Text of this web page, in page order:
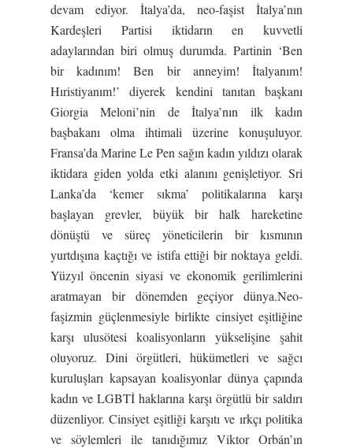
devam ediyor. İtalya’da, neo-faşist İtalya’nın
Kardeşleri Partisi iktidarın en kuvvetli
adaylarından biri olmuş durumda. Partinin ‘Ben
bir kadınım! Ben bir anneyim! İtalyanım!
Hıristiyanım!’ diyerek kendini tanıtan başkanı
Giorgia Meloni’nin de İtalya’nın ilk kadın
başbakanı olma ihtimali üzerine konuşuluyor.
Fransa’da Marine Le Pen sağın kadın yıldızı olarak
iktidara giden yolda etki alanını genişletiyor. Sri
Lanka’da ‘kemer sıkma’ politikalarına karşı
başlayan grevler, büyük bir halk hareketine
dönüştü ve süreç yöneticilerin bir kısmının
yurtdışına kaçtığı ve istifa ettiği bir noktaya geldi.
Yüzyıl öncenin siyasi ve ekonomik gerilimlerini
aratmayan bir dönemden geçiyor dünya.Neo-
faşizmin güçlenmesiyle birlikte cinsiyet eşitliğine
karşı ulusötesi koalisyonların yükselişine şahit
oluyoruz. Dini örgütleri, hükümetleri ve sağcı
kuruluşları kapsayan koalisyonlar dünya çapında
kadın ve LGBTİ haklarına karşı örgütlü bir saldırı
düzenliyor. Cinsiyet eşitliği karşıtı ve ırkçı politika
ve söylemleri ile tanıdığımız Viktor Orbán’ın